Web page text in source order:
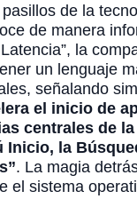
de la
de manera
la
un lenguaje
señalando
el inicio de
centrales de
Inicio, la
. La magia
el sistema